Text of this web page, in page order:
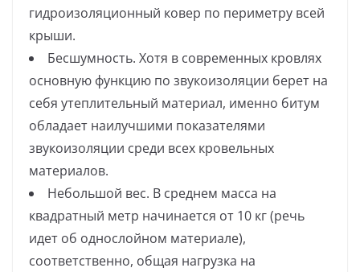
гидроизоляционный ковер по периметру всей
крыши.
Бесшумность. Хотя в современных кровлях
основную функцию по звукоизоляции берет на
себя утеплительный материал, именно битум
обладает наилучшими показателями
звукоизоляции среди всех кровельных
материалов.
Небольшой вес. В среднем масса на
квадратный метр начинается от 10 кг (речь
идет об однослойном материале),
соответственно, общая нагрузка на